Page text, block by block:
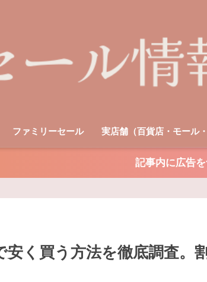
ファミリーセール 実店舗（百貨店・モール
記事内に広告
く買う方法を徹底調査。